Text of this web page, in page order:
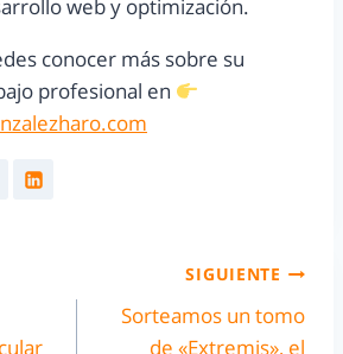
web y optimización.
conocer más sobre su
profesional en
SIGUIENTE
Sorteamos un tomo
de «Extremis», el